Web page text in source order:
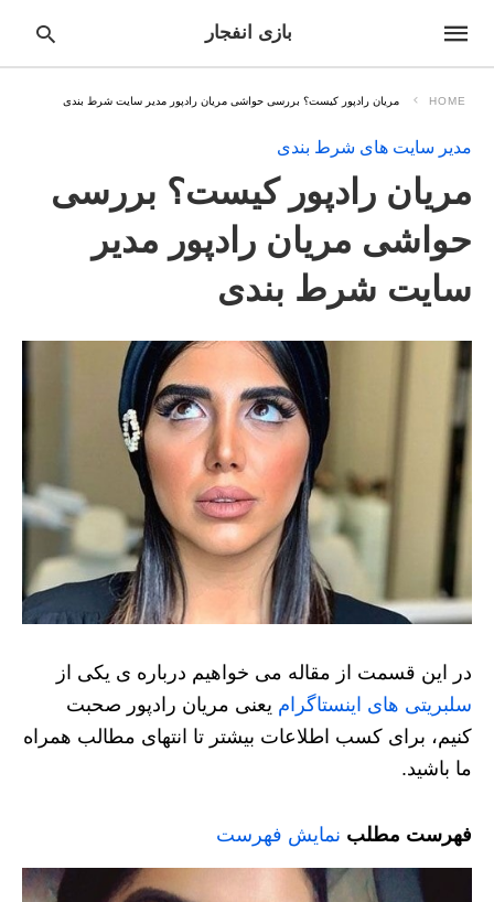
بازی انفجار
HOME مریان رادپور کیست؟ بررسی حواشی مریان رادپور مدیر سایت شرط بندی
مدیر سایت های شرط بندی
مریان رادپور کیست؟ بررسی
حواشی مریان رادپور مدیر
سایت شرط بندی
در این قسمت از مقاله می خواهیم درباره ی یکی از
سلبریتی های اینستاگرام یعنی مریان رادپور صحبت
کنیم، برای کسب اطلاعات بیشتر تا انتهای مطالب همراه
ما باشید.
فهرست مطلب نمایش فهرست